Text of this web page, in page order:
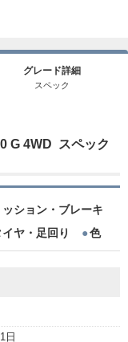
グレード詳細
スペック
G 4WD スペック
ション・ブレーキ
イヤ・足回り 色
日